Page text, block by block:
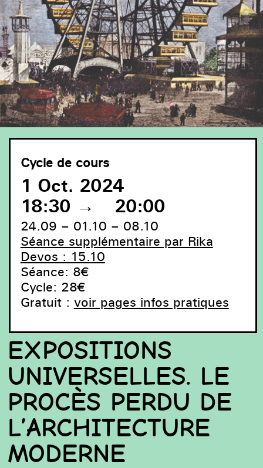
Chicago, 1983 : La grande roue de Ferris au bout de
Midway Plaisance – Chicago, 1983 : Het reuzenrad aan
het einde van Midway Plaisance – Chicago, 1983: The
Ferris wheel at the end of Midway Plaisance
Cycle de cours
1 Oct. 2024
18:30 → 20:00
24.09 – 01.10 – 08.10
Séance supplémentaire par Rika
Devos : 15.10
Séance: 8€
Cycle: 28€
Gratuit : voir pages infos pratiques
EXPOSITIONS
UNIVERSELLES. LE
PROCÈS PERDU DE
L’ARCHITECTURE
MODERNE